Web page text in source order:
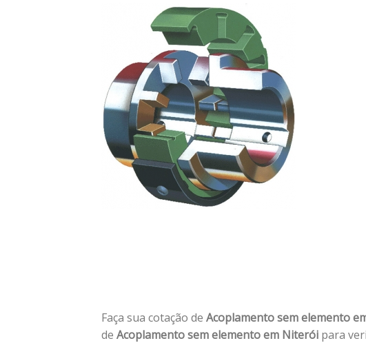
Faça sua cotação de Acoplamento sem elemento
de Acoplamento sem elemento em Niterói para